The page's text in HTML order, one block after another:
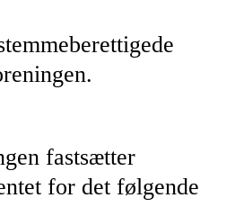
fastsætter
for det følgende